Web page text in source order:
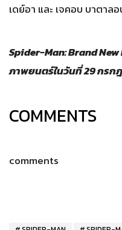
เดย์อา และ เจคอบ บาตาล
Spider-Man: Brand
ภาพยนตร์ในวันที่ 29 กรก
COMMENTS
comments